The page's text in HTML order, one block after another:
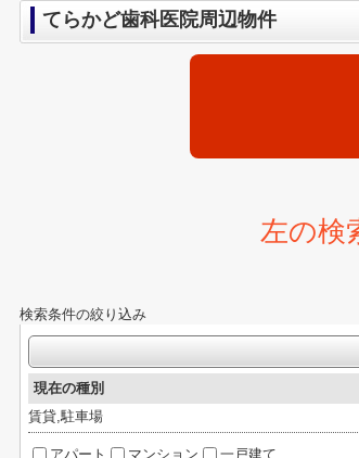
てらかど歯科医院周辺物件
左の検
検索条件の絞り込み
現在の種別
賃貸,駐車場
アパート マンション
一戸建て